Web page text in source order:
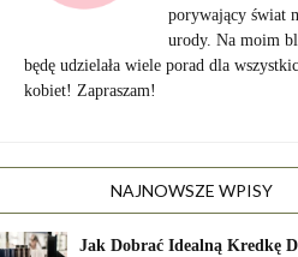
porywający świat
urody. Na moim
będę udzielała wiele porad dla
kobiet! Zapraszam!
NAJNOWSZE WPISY
Jak Dobrać Idealną Kredkę